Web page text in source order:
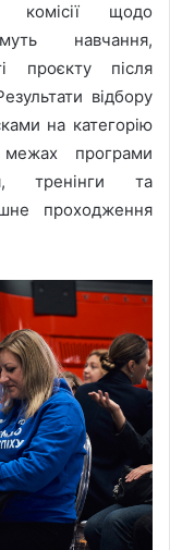
комісії щодо
навчання,
проєкту після
відбору
на категорію
програми
тренінги та
проходження